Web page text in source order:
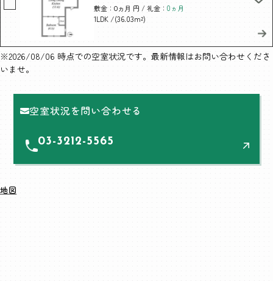
敷金：0ヵ月 円 / 礼金：0ヵ月
1LDK /(36.03m²)
※2026/08/06 時点での空室状況です。最新情報はお問い合わせくださ
いませ。
空室状況を問い合わせる
03-3212-5565
地図